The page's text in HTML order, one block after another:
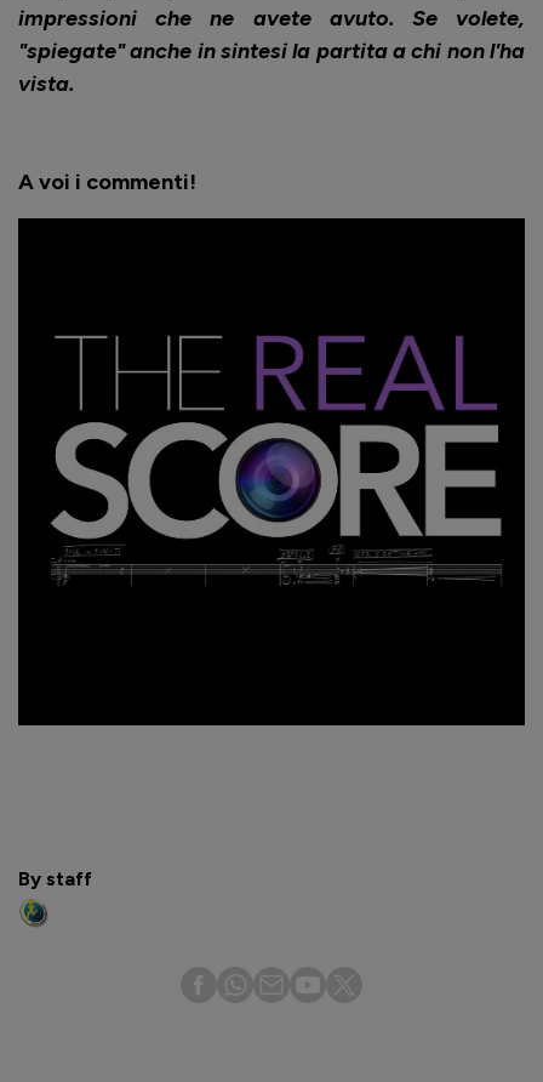
impressioni che ne avete avuto. Se volete,
"spiegate" anche in sintesila partita a chi non l'ha
vista.
A voi i commenti!
By staff